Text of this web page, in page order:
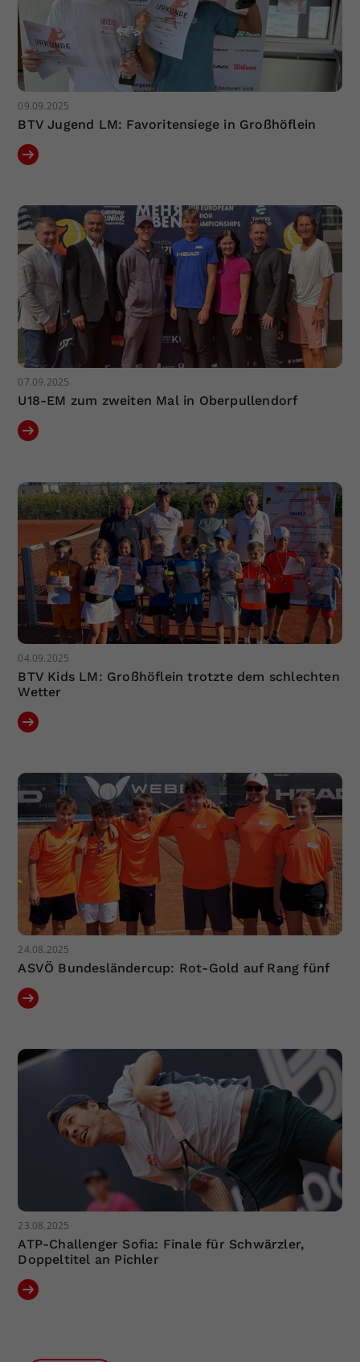
09.09.2025
BTV Jugend LM: Favoritensiege in Großhöflein
07.09.2025
U18-EM zum zweiten Mal in Oberpullendorf
04.09.2025
BTV Kids LM: Großhöflein trotzte dem schlechten
Wetter
24.08.2025
ASVÖ Bundesländercup: Rot-Gold auf Rang fünf
23.08.2025
ATP-Challenger Sofia: Finale für Schwärzler,
Doppeltitel an Pichler